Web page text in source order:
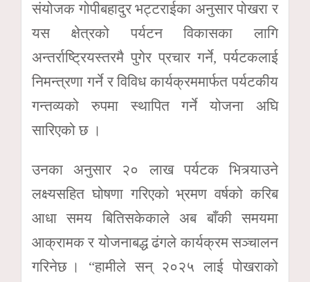
संयोजक गोपीबहादुर भट्टराईका अनुसार पोखरा र
यस क्षेत्रको पर्यटन विकासका लागि
अन्तर्राष्ट्रियस्तरमै पुगेर प्रचार गर्ने, पर्यटकलाई
निमन्त्रणा गर्ने र विविध कार्यक्रममार्फत पर्यटकीय
गन्तव्यको रुपमा स्थापित गर्ने योजना अघि
सारिएको छ ।
उनका अनुसार २० लाख पर्यटक भित्र्याउने
लक्ष्यसहित घोषणा गरिएको भ्रमण वर्षको करिब
आधा समय बितिसकेकाले अब बाँकी समयमा
आक्रामक र योजनाबद्ध ढंगले कार्यक्रम सञ्चालन
गरिनेछ । “हामीले सन् २०२५ लाई पोखराको